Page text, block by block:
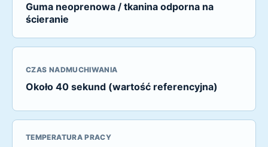
Guma neoprenowa / tkanina odporna na
ścieranie
CZAS NADMUCHIWANIA
Około 40 sekund (wartość referencyjna)
TEMPERATURA PRACY